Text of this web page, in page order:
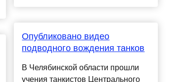
Опубликовано видео
подводного вождения танков
В Челябинской области прошли
учения танкистов Центрального